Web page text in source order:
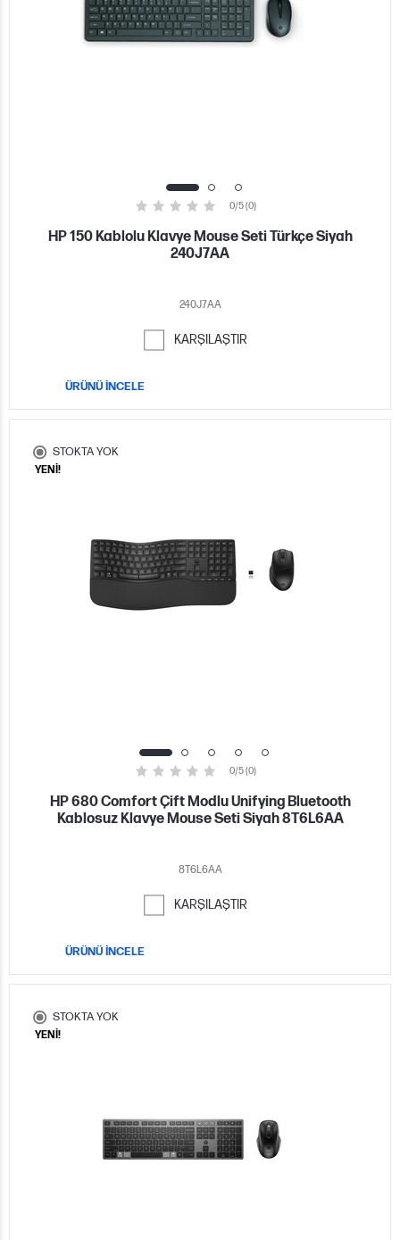
0/5 (0)
HP 150 Kablolu Klavye Mouse Seti Türkçe Siyah
240J7AA
240J7AA
KARŞILAŞTIR
ÜRÜNÜ İNCELE
STOKTA YOK
YENİ!
0/5 (0)
HP 680 Comfort Çift Modlu Unifying Bluetooth
Kablosuz Klavye Mouse Seti Siyah 8T6L6AA
8T6L6AA
KARŞILAŞTIR
ÜRÜNÜ İNCELE
STOKTA YOK
YENİ!